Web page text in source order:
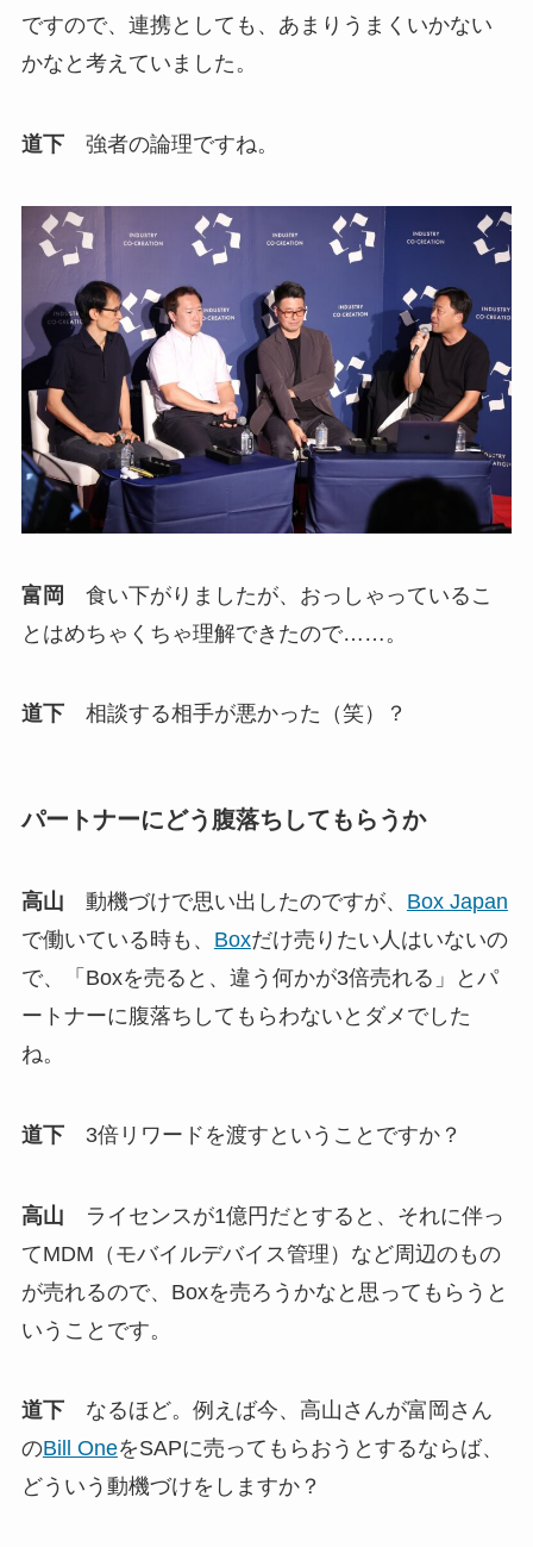
ですので、連携としても、あまりうまくいかない
かなと考えていました。
道下強者の論理ですね。
富岡
食い下がりましたが、おっしゃっているこ
とはめちゃくちゃ理解できたので……。
道下相談する相手が悪かった（笑）？
パートナーにどう腹落ちしてもらうか
高山 動機づけで思い出したのですが、 Box Japan
で働いている時も、 Boxだけ売りたい人はいないの
で、「Boxを売ると、違う何かが3倍売れる」とパ
ートナーに腹落ちしてもらわないとダメでした
ね。
道下3倍リワードを渡すということですか？
高山 ライセンスが1億円だとすると、それに伴っ
てMDM（モバイルデバイス管理）など周辺のもの
が売れるので、Boxを売ろうかなと思ってもらうと
いうことです。
道下なるほど。例えば今、高山さんが富岡さん
のBill OneをSAPに売ってもらおうとするならば、
どういう動機づけをしますか？